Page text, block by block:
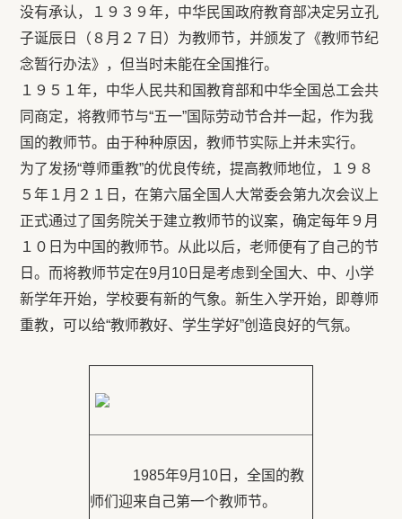
没有承认，１９３９年，中华民国政府教育部决定另立孔
子诞辰日（８月２７日）为教师节，并颁发了《教师节纪
念暂行办法》，但当时未能在全国推行。
１９５１年，中华人民共和国教育部和中华全国总工会共
同商定，将教师节与“五一”国际劳动节合并一起，作为我
国的教师节。由于种种原因，教师节实际上并未实行。
为了发扬“尊师重教”的优良传统，提高教师地位，１９８
５年１月２１日，在第六届全国人大常委会第九次会议上
正式通过了国务院关于建立教师节的议案，确定每年９月
１０日为中国的教师节。从此以后，老师便有了自己的节
日。而将教师节定在9月10日是考虑到全国大、中、小学
新学年开始，学校要有新的气象。新生入学开始，即尊师
重教，可以给“教师教好、学生学好”创造良好的气氛。
1985年9月10日，全国的教
师们迎来自己第一个教师节。